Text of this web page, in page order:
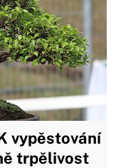
vypěstování
trpělivost